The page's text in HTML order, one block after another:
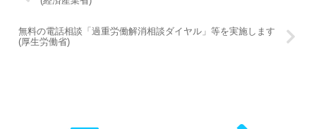
無料の電話相談「過重労働解消相談ダイヤル」等を実施します
(厚生労働省)